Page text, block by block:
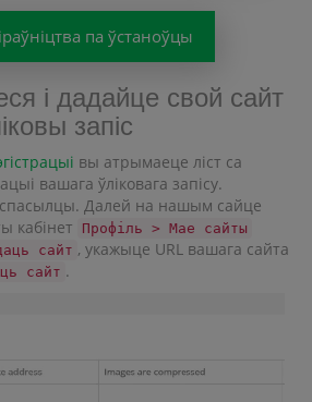
па ўстаноўцы
і дадайце свой сайт
запіс
вы атрымаеце ліст са
вашага ўліковага запісу.
спасылцы. Далей на нашым сайце
кабінет
Профіль > Мае сайты
сайт , укажыце URL вашага сайта
сайт .